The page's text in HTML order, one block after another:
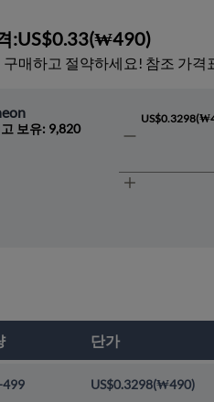
:US$0.33(₩490)
구매하고 절약하세요! 참조 가격
보유: 9,820
US$0.3298(
단가
499 US$0.3298(₩490)